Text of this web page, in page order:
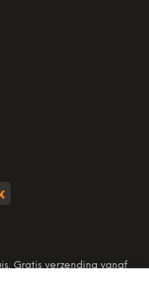
Gratis verzending vanaf